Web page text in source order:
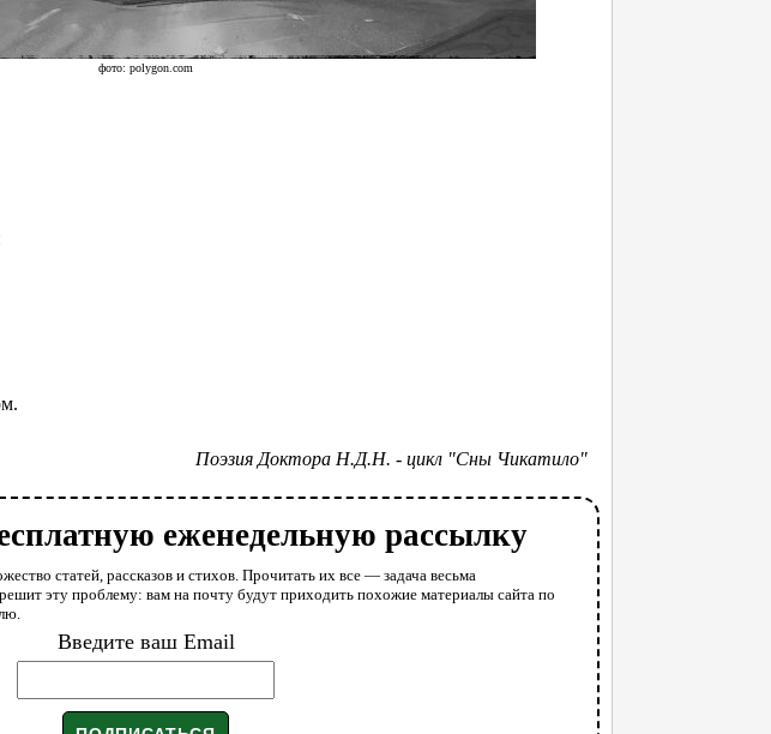
фото: polygon.com
Поэзия Доктора Н.Д.Н. - цикл "Сны Чикатило"
еженедельную рассылку
статей, рассказов и стихов. Прочитать их все — задача весьма
эту проблему: вам на почту будут приходить похожие материалы сайта по
Введите ваш Email